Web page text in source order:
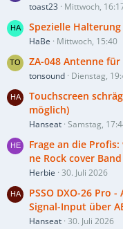
toast23 Mittwoch,
Spezielle
HaBe Mittwoch, 15:40
ZA-048 Antenne
tonsound Dienstag,
Touchscreen
möglich)
Hanseat Samstag,
Frage an die
ne Rock cover
Herbie 30. Juli 2026
PSSO DXO-26 Pro
Signal-Input über
Hanseat 30. Juli 2026